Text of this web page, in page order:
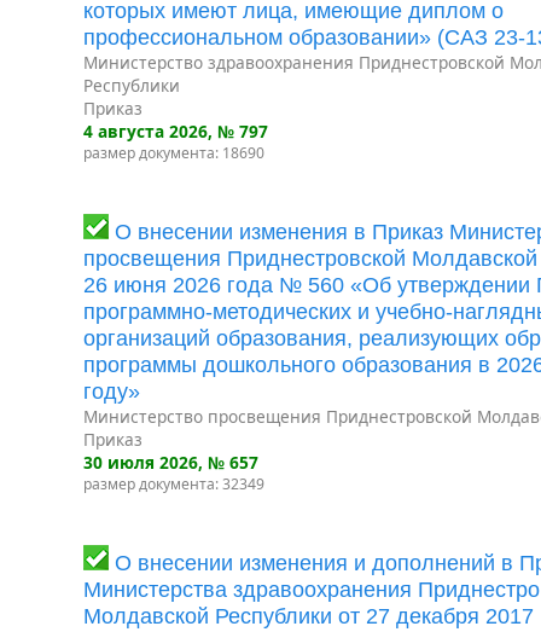
которых имеют лица, имеющие диплом о
профессиональном образовании» (САЗ 23-
Министерство здравоохранения Приднестровской
Республики
Приказ
4 августа 2026, № 797
размер документа: 18690
О внесении изменения в Приказ
просвещения Приднестровской Молдавской
26 июня 2026 года № 560 «Об утверждении
программно-методических и учебно-
организаций образования, реализующих
программы дошкольного образования в
году»
Министерство просвещения Приднестровской
Приказ
30 июля 2026, № 657
размер документа: 32349
О внесении изменения и дополнений в
Министерства здравоохранения
Молдавской Республики от 27 декабря